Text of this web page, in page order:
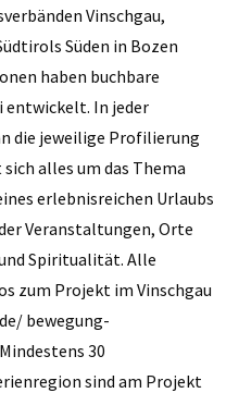
Vinschgau,
Süden in Bozen
haben buchbare
entwickelt. In jeder
die jeweilige Profilierung
alles um das Thema
erlebnisreichen Urlaubs
Veranstaltungen, Orte
Spiritualität. Alle
zum Projekt im Vinschgau
bewegung-
30
sind am Projekt